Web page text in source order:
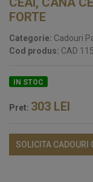
FORTE
Categorie: Cadouri
Cod produs: CAD 115
IN STOC
Pret: 303 LEI
SOLICITA CADOURI